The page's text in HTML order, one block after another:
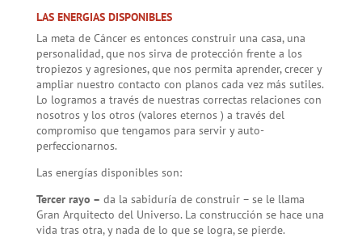
LAS ENERGIAS DISPONIBLES
La meta de Cáncer es entonces construir una casa, una
personalidad, que nos sirva de protección frente a los
tropiezos y agresiones, que nos permita aprender, crecer y
ampliar nuestro contacto con planos cada vez más sutiles.
Lo logramos a través de nuestras correctas relaciones con
nosotros y los otros (valores eternos ) a través del
compromiso que tengamos para servir y auto-
perfeccionarnos.
Las energías disponibles son:
Tercer rayo – da la sabiduría de construir – se le llama
Gran Arquitecto del Universo. La construcción se hace una
vida tras otra, y nada de lo que se logra, se pierde.